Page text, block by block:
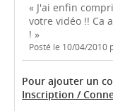
« J'ai enfin
votre vidéo !! Ca
! »
Posté le 10/04/2010
Pour ajouter un
Inscription /